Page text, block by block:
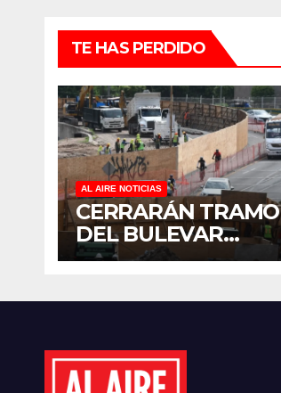
TE HAS PERDIDO
AL AIRE NOTICIAS
CERRARÁN TRAMO
DEL BULEVAR
PEDRO INFANTE
OBRAS ANTES DEL